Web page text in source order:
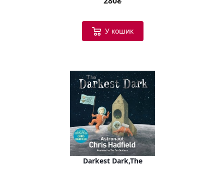
У кошик
Darkest Dark,The